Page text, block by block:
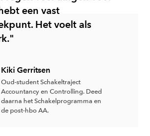
een vast
Het voelt als
Kiki Gerritsen
Oud-student Schakeltraject
Accountancy en Controlling. Deed
daarna het Schakelprogramma en
de post-hbo AA.